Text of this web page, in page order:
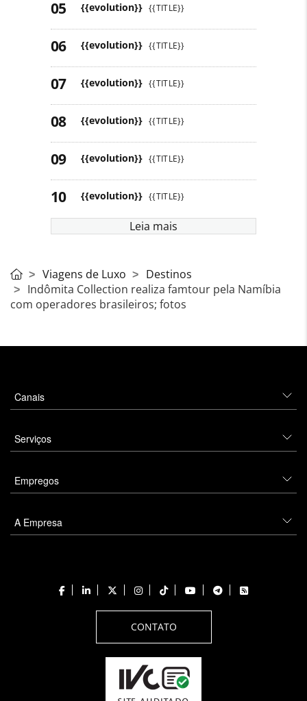
{{evolution}} {{TITLE}}
{{evolution}} {{TITLE}}
{{evolution}} {{TITLE}}
{{evolution}} {{TITLE}}
{{evolution}} {{TITLE}}
{{evolution}} {{TITLE}}
Leia mais
Viagens de Luxo
Destinos
Indômita Collection realiza famtour pela Namíbia
com operadores brasileiros; fotos
Canais
Serviços
Empregos
A Empresa
CONTATO